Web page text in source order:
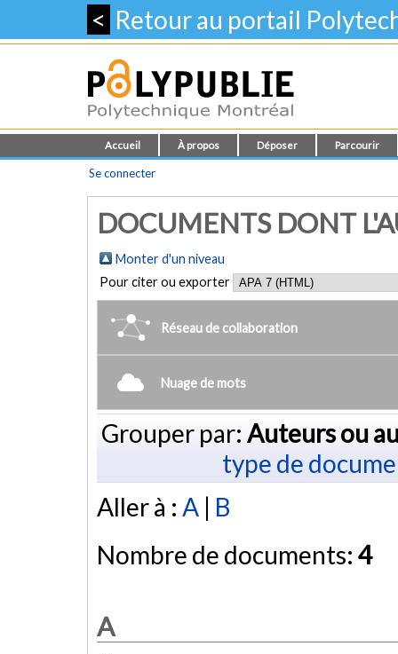
< Retour au portail
Accueil À propos Déposer Parcourir
Se connecter
DOCUMENTS DONT
Monter d'un niveau
Pour citer ou exporter
Réseau de collaboration
Nuage de mots
Grouper par: Auteurs ou
type de
Aller à : A | B
Nombre de documents: 4
A